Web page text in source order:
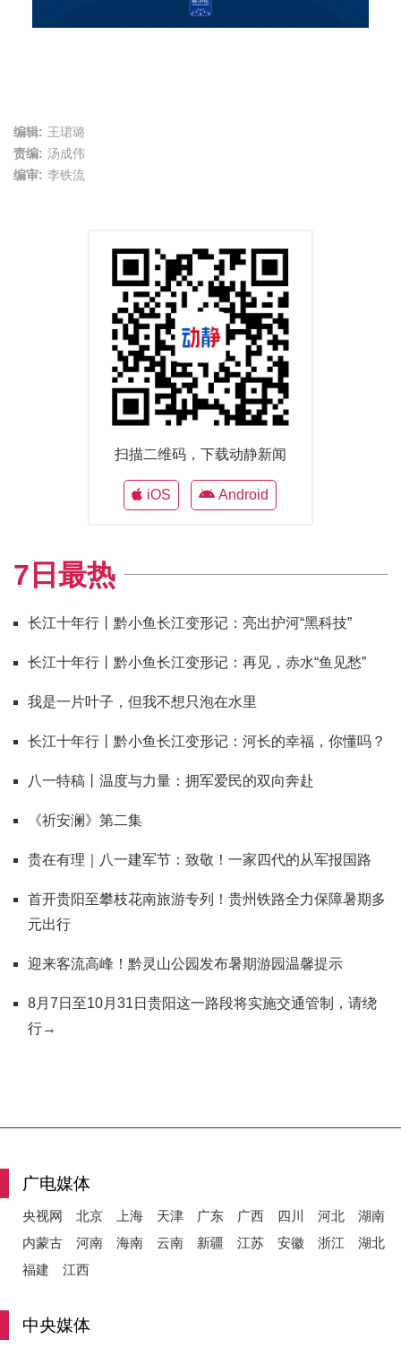
编辑: 王珺璐
责编: 汤成伟
编审: 李铁流
扫描二维码，下载动静新闻
iOS Android
7日最热
长江十年行丨黔小鱼长江变形记：亮出护河“黑科技”
长江十年行丨黔小鱼长江变形记：再见，赤水“鱼见愁”
我是一片叶子，但我不想只泡在水里
长江十年行丨黔小鱼长江变形记：河长的幸福，你懂吗？
八一特稿丨温度与力量：拥军爱民的双向奔赴
《祈安澜》第二集
贵在有理｜八一建军节：致敬！一家四代的从军报国路
首开贵阳至攀枝花南旅游专列！贵州铁路全力保障暑期多
元出行
迎来客流高峰！黔灵山公园发布暑期游园温馨提示
8月7日至10月31日贵阳这一路段将实施交通管制，请绕
行→
广电媒体
央视网 北京 上海 天津 广东 广西 四川 河北
湖南
内蒙古
河南 海南 云南 新疆 江苏 安徽 浙江
湖北
福建
江西
中央媒体